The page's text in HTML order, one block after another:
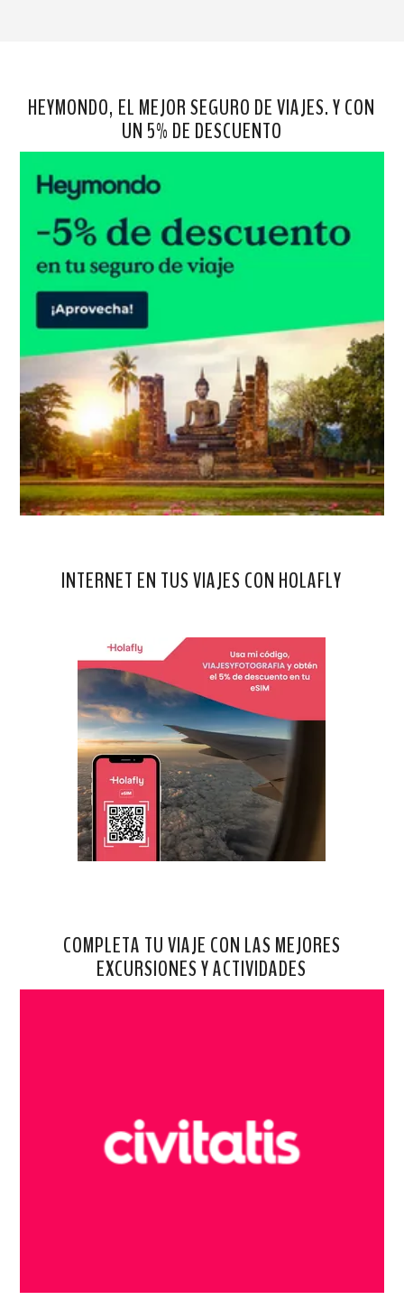
HEYMONDO, EL MEJOR SEGURO DE VIAJES. Y CON
UN 5% DE DESCUENTO
INTERNET EN TUS VIAJES CON HOLAFLY
COMPLETA TU VIAJE CON LAS MEJORES
EXCURSIONES Y ACTIVIDADES